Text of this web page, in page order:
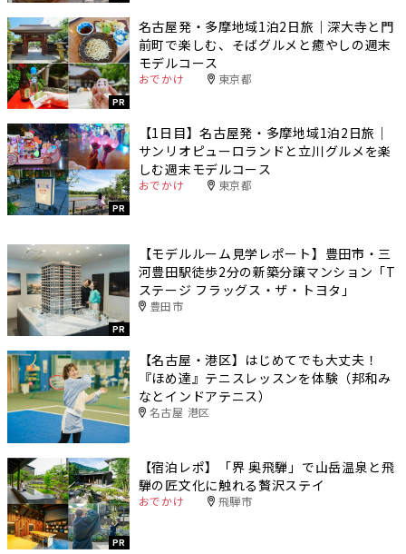
PR
名古屋発・多摩地域1泊2日旅｜深大寺と門
前町で楽しむ、そばグルメと癒やしの週末
モデルコース
おでかけ 東京都
PR
【1日目】名古屋発・多摩地域1泊2日旅｜
サンリオピューロランドと立川グルメを楽
しむ週末モデルコース
おでかけ 東京都
PR
【モデルルーム見学レポート】豊田市・三
河豊田駅徒歩2分の新築分譲マンション「T
ステージ フラッグス・ザ・トヨタ」
豊田市
【名古屋・港区】はじめてでも大丈夫！
『ほめ達』テニスレッスンを体験（邦和み
なとインドアテニス）
名古屋 港区
PR
【宿泊レポ】「界 奥飛騨」で山岳温泉と飛
騨の匠文化に触れる贅沢ステイ
おでかけ 飛騨市